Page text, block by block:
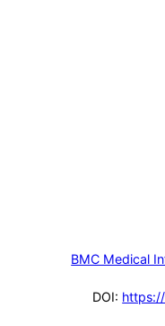
BMC Medical
DOI: